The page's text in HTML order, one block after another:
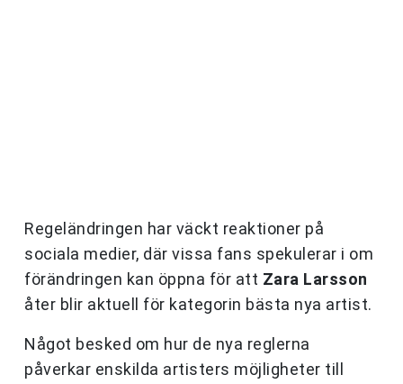
Regeländringen har väckt reaktioner på
sociala medier, där vissa fans spekulerar i om
förändringen kan öppna för att Zara Larsson
åter blir aktuell för kategorin bästa nya artist.
Något besked om hur de nya reglerna
påverkar enskilda artisters möjligheter till